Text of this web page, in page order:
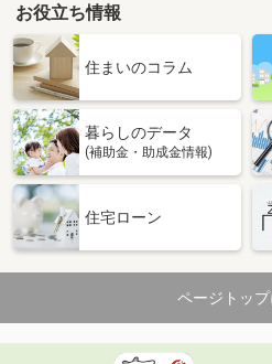
お役立ち情報
住まいのコラム
暮らしのデータ
(補助金・助成金情報)
住宅ローン
ページトップ